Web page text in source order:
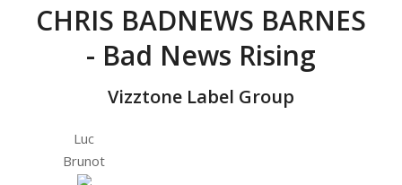
CHRIS BADNEWS BARNES
- Bad News Rising
Vizztone Label Group
Luc
Brunot